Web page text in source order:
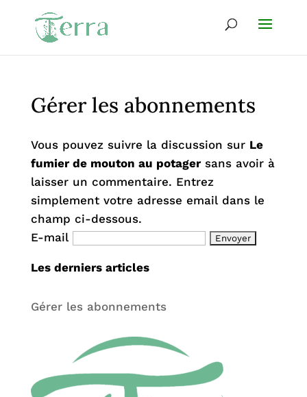
Gérer les abonnements
Vous pouvez suivre la discussion sur Le
fumier de mouton au potagersans avoir à
laisser un commentaire. Entrez
simplement votre adresse email dans le
champ ci-dessous.
E-mail
Les derniers articles
Gérer les abonnements